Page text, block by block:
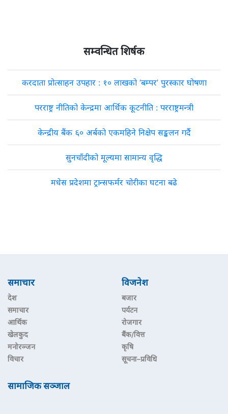
सम्वन्धित शिर्षक
करदाता प्रोत्साहन उपहार : १० लाखको ‘बम्पर’ पुरस्कार घोषणा
परराष्ट्र नीतिको केन्द्रमा आर्थिक कूटनीति : परराष्ट्रमन्त्री
केन्द्रीय बैंक ६० अर्बको एकमहिने निक्षेप सङ्कलन गर्दै
सुनचाँदीको मूल्यमा सामान्य वृद्धि
मधेस प्रदेशमा ट्रान्सफर्मर चोरीका घटना बढे
समाचार
देश
समाचार
आर्थिक
खेलकुद
मनोरञ्जन
विचार
विजनेश
बजार
पर्यटन
रोजगार
बैंक/वित्त
कृषि
सूचना–प्रविधि
सामाजिक सञ्जाल